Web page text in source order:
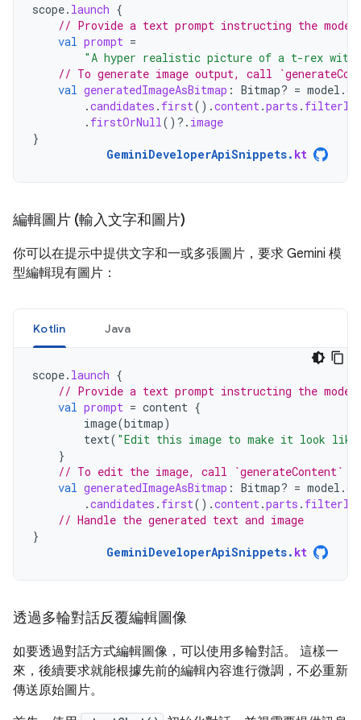
scope. launch {
// Provide a text prompt instructing the model
val prompt =
"A hyper realistic picture of a t-rex with
// To generate image output, call
val generatedImageAsBitmap : Bitmap? = model .
.candidates . first().content .parts .
. firstOrNull () ?. image
}
GeminiDeveloperApiSnippets. kt
編輯圖片 (輸入文字和圖片)
你可以在提示中提供文字和一或多張圖片，要求 Gemini 模
型編輯現有圖片：
Kotlin Java
scope. launch {
// Provide a text prompt instructing the
val prompt = content {
image(bitmap)
text( "Edit this image to make it look like
}
// To edit the image, call `generateContent`
val generatedImageAsBitmap : Bitmap? = model .
.candidates . first().content .parts .
// Handle the generated text and image
}
GeminiDeveloperApiSnippets. kt
透過多輪對話反覆編輯圖像
如要透過對話方式編輯圖像，可以使用多輪對話。 這樣一
來，後續要求就能根據先前的編輯內容進行微調，不必重新
傳送原始圖片。